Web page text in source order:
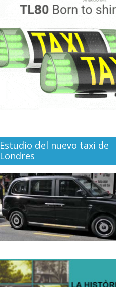
Estudio del nuevo taxi de
Londres